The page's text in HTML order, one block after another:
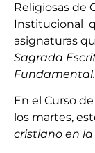
Religiosas de
Institucional
asignaturas
Sagrada
Fundamental.
En el Curso
los martes,
cristiano en la